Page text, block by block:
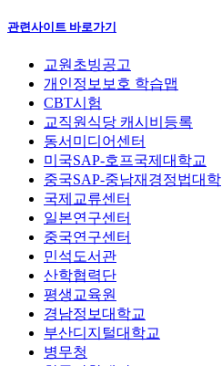
관련사이트 바로가기
교원초빙공고
개인정보보호 학습맵
CBT시험
교직원식당 캐시비등록
동서미디어센터
미국SAP-호프국제대학교
중국SAP-중남재경정법대학
국제교류센터
일본연구센터
중국연구센터
민석도서관
산학협력단
평생교육원
경남정보대학교
부산디지털대학교
병무청